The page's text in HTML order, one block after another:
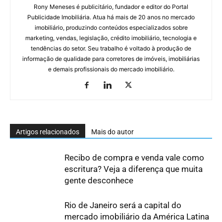
Rony Meneses é publicitário, fundador e editor do Portal
Publicidade Imobiliária. Atua há mais de 20 anos no mercado
imobiliário, produzindo conteúdos especializados sobre
marketing, vendas, legislação, crédito imobiliário, tecnologia e
tendências do setor. Seu trabalho é voltado à produção de
informação de qualidade para corretores de imóveis, imobiliárias
e demais profissionais do mercado imobiliário.
Artigos relacionados Mais do autor
Recibo de compra e venda vale como
escritura? Veja a diferença que muita
gente desconhece
Rio de Janeiro será a capital do
mercado imobiliário da América Latina